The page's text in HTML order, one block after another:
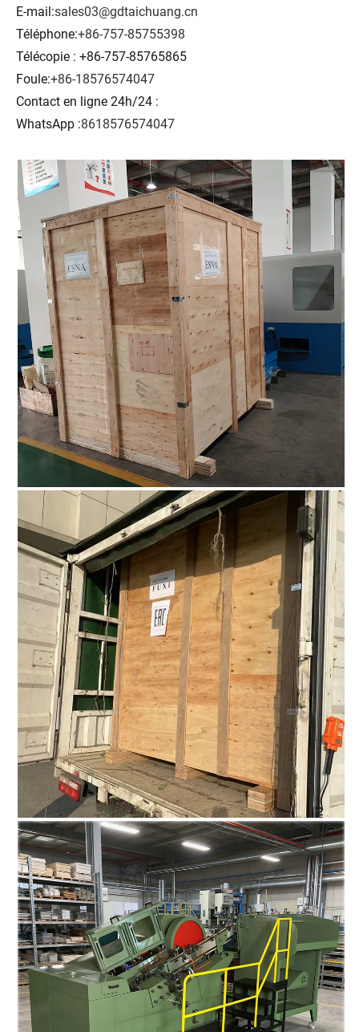
E-mail:sales03@gdtaichuang.cn
Téléphone:+86-757-85755398
Télécopie : +86-757-85765865
Foule:+86-18576574047
Contact en ligne 24h/24 :
WhatsApp :8618576574047